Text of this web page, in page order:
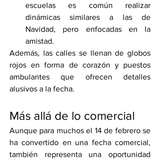
escuelas es común realizar
dinámicas similares a las de
Navidad, pero enfocadas en la
amistad.
Además, las calles se llenan de globos
rojos en forma de corazón y puestos
ambulantes que ofrecen detalles
alusivos a la fecha.
Más allá de lo comercial
Aunque para muchos el 14 de febrero se
ha convertido en una fecha comercial,
también representa una oportunidad